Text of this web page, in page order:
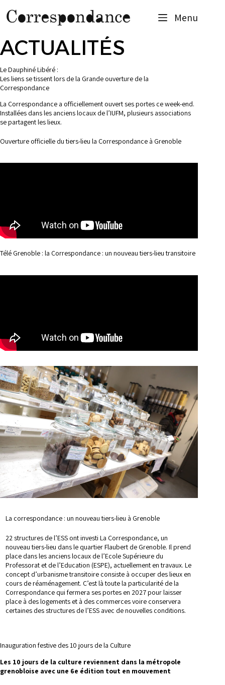
Menu
ACTUALITÉS
Le Dauphiné Libéré :
Les liens se tissent lors de la Grande ouverture de la
Correspondance
La Correspondance a officiellement ouvert ses portes ce week-end.
Installées dans les anciens locaux de l’IUFM, plusieurs associations
se partagent les lieux.
Ouverture officielle du tiers-lieu la Correspondance à Grenoble
Télé Grenoble : la Correspondance : un nouveau tiers-lieu transitoire
La correspondance : un nouveau tiers-lieu à Grenoble
22 structures de l’ESS ont investi La Correspondance, un
nouveau tiers-lieu dans le quartier Flaubert de Grenoble. Il prend
place dans les anciens locaux de l’Ecole Supérieure du
Professorat et de l’Education (ESPE), actuellement en travaux. Le
concept d’urbanisme transitoire consiste à occuper des lieux en
cours de réaménagement. C’est là toute la particularité de la
Correspondance qui fermera ses portes en 2027 pour laisser
place à des logements et à des commerces voire conservera
certaines des structures de l’ESS avec de nouvelles conditions.
Inauguration festive des 10 jours de la Culture
Les 10 jours de la culture reviennent dans la métropole
grenobloise avec une 6e édition tout en mouvement